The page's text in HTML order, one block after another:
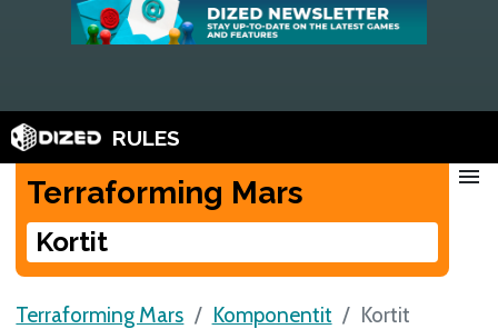
RULES
Terraforming Mars
Kortit
menu
Terraforming Mars Komponentit Kortit